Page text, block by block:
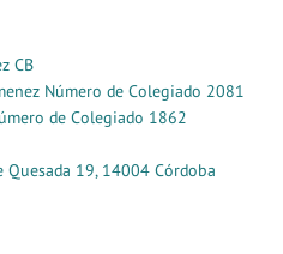
CB
Número de Colegiado 2081
de Colegiado 1862
Quesada 19, 14004 Córdoba